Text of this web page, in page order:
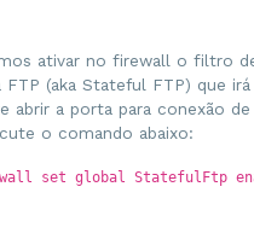
ativar no firewall o filtro
FTP (aka Stateful FTP) que irá
abrir a porta para conexão de
o comando abaixo:
set global StatefulFtp